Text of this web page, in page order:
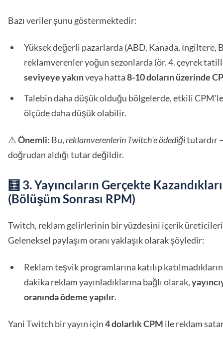
Bazı veriler şunu göstermektedir:
Yüksek değerli pazarlarda (ABD, Kanada, İngiltere,
reklamverenler yoğun sezonlarda (ör. 4. çeyrek
seviyeye yakınveya hatta8-10 doların üzerinde
Talebin daha düşük olduğu bölgelerde, etkili
ölçüde daha düşük olabilir.
⚠️ Önemli: Bu,reklamverenlerin Twitch'e ödediğitutardır
doğrudan aldığı tutar değildir.
🧮 3. Yayıncıların Gerçekte Kazandıkları
(Bölüşüm Sonrası RPM)
Twitch, reklam gelirlerinin bir yüzdesini içerik
Geleneksel paylaşım oranı yaklaşık olarak şöyledir:
Reklam teşvik programlarına katılıp
dakika reklam yayınladıklarına bağlı olarak,
oranında ödeme yapılır.
Yani Twitch bir yayın için4 dolarlık CPM ile reklam